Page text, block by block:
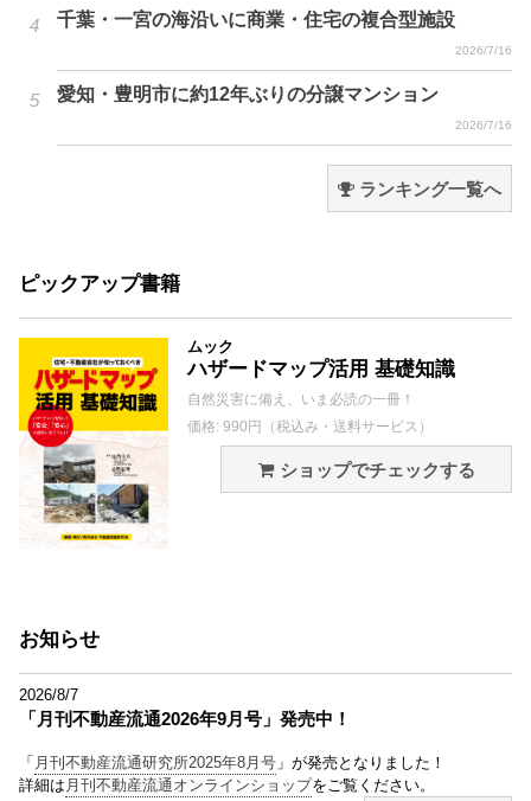
千葉・一宮の海沿いに商業・住宅の複合型施設
2026/7/16
愛知・豊明市に約12年ぶりの分譲マンション
2026/7/16
ランキング一覧へ
ピックアップ書籍
ムック
ハザードマップ活用 基礎知識
自然災害に備え、いま必読の一冊！
価格: 990円（税込み・送料サービス）
ショップでチェックする
お知らせ
2026/8/7
「月刊不動産流通2026年9月号」発売中！
「 月刊不動産流通研究所2025年8月号 」が発売となりました！
詳細は 月刊不動産流通オンラインショップをご覧ください。